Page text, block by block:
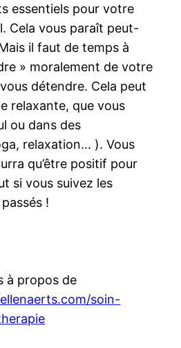
essentiels pour votre
Cela vous paraît peut-
il faut de temps à
» moralement de votre
détendre. Cela peut
relaxante, que vous
ou dans des
relaxation… ). Vous
qu’être positif pour
si vous suivez les
!
à propos de
soin-